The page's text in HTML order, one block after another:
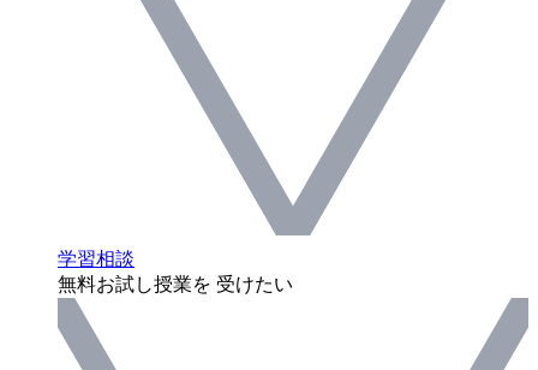
学習相談
無料お試し授業を 受けたい